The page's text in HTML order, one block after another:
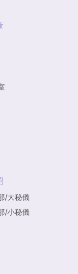
/大秘儀
/小秘儀